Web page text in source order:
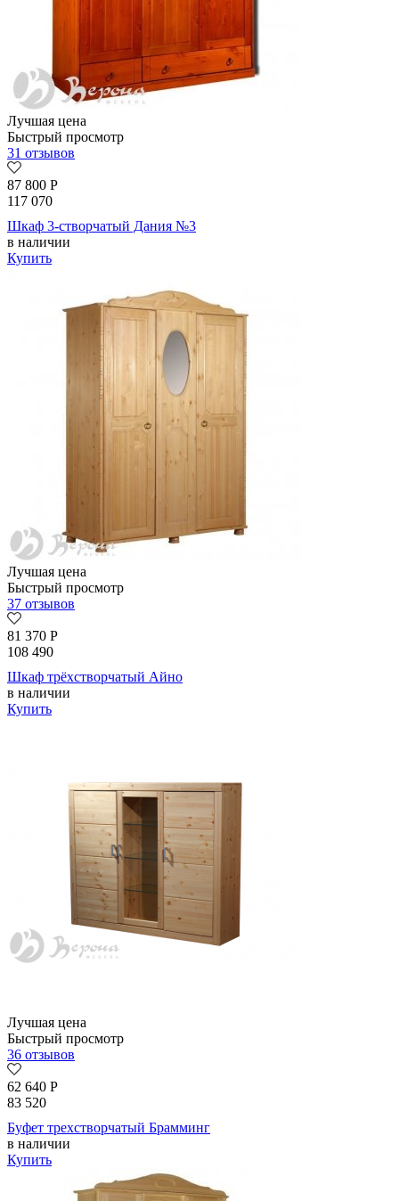
Лучшая цена
Быстрый просмотр
31 отзывов
87 800 Р
117 070
Шкаф 3-створчатый Дания №3
в наличии
Купить
Лучшая цена
Быстрый просмотр
37 отзывов
81 370 Р
108 490
Шкаф трёхстворчатый Айно
в наличии
Купить
Лучшая цена
Быстрый просмотр
36 отзывов
62 640 Р
83 520
Буфет трехстворчатый Брамминг
в наличии
Купить